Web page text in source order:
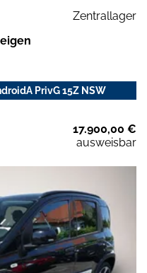
Zentrallager
PrivG 15Z NSW
17.900,00 €
ausweisbar